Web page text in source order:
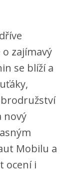
zajímavý
se blíží a
nový
Mobilu a
ocení i